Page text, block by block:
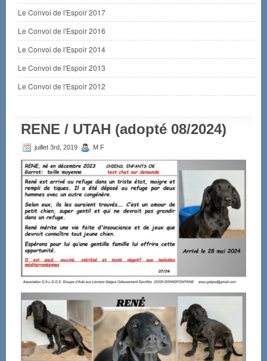
Le Convoi de l'Espoir 2017
Le Convoi de l'Espoir 2016
Le Convoi de l'Espoir 2014
Le Convoi de l'Espoir 2013
Le Convoi de l'Espoir 2012
RENE / UTAH (adopté 08/2024)
juillet 3rd, 2019 M F